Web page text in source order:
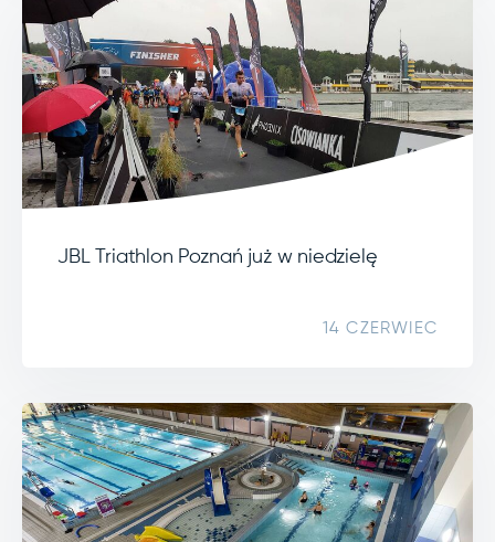
JBL Triathlon Poznań już w niedzielę
14 CZERWIEC